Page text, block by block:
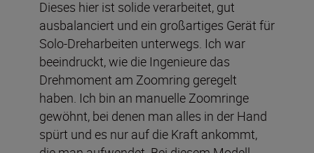
Dieses hier ist solide verarbeitet, gut
ausbalanciert und ein großartiges Gerät für
Solo-Dreharbeiten unterwegs. Ich war
beeindruckt, wie die Ingenieure das
Drehmoment am Zoomring geregelt
haben. Ich bin an manuelle Zoomringe
gewöhnt, bei denen man alles in der Hand
spürt und es nur auf die Kraft ankommt,